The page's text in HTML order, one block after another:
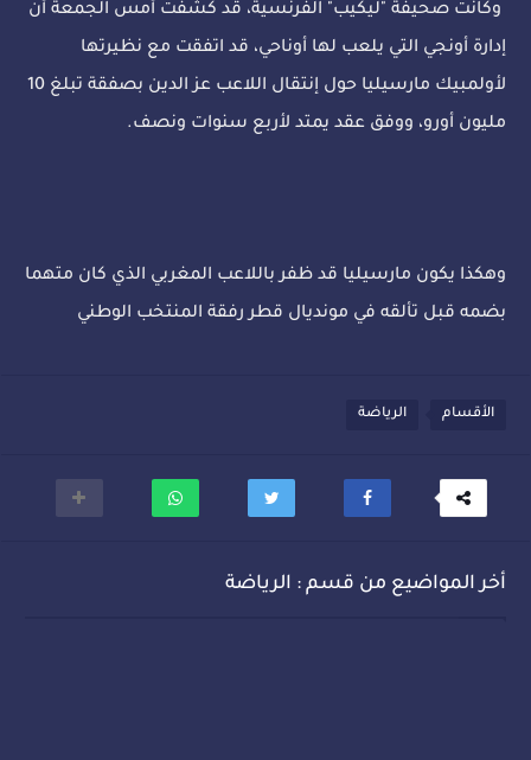
وكانت صحيفة "ليكيب" الفرنسية، قد كشفت أمس الجمعة أن
إدارة أونجي التي يلعب لها أوناحي، قد اتفقت مع نظيرتها
لأولمبيك مارسيليا حول إنتقال اللاعب عز الدين بصفقة تبلغ 10
مليون أورو، ووفق عقد يمتد لأربع سنوات ونصف.
وهكذا يكون مارسيليا قد ظفر باللاعب المغربي الذي كان متهما
بضمه قبل تألقه في مونديال قطر رفقة المنتخب الوطني
الأقسام الرياضة
أخر المواضيع من قسم : الرياضة